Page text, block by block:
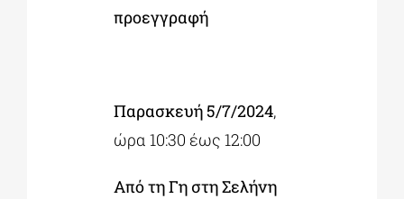
προεγγραφή
Παρασκευή 5/7/2024,
ώρα 10:30 έως 12:00
Από τη Γη στη Σελήνη